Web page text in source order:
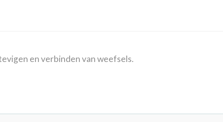
en verbinden van weefsels.